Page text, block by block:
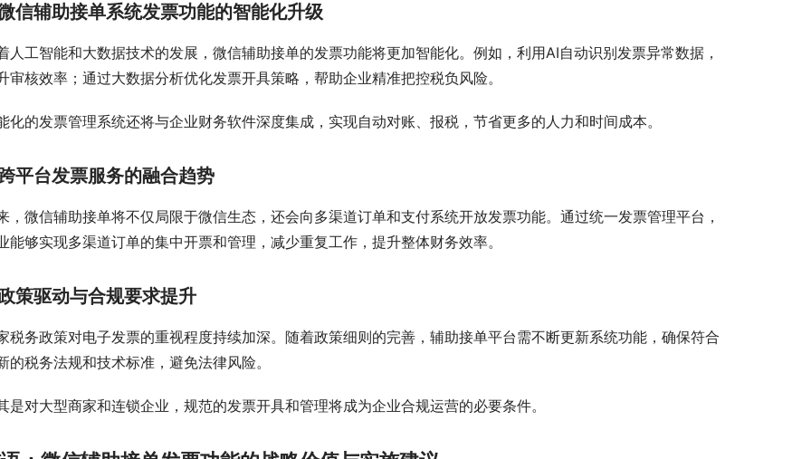
信辅助接单系统发票功能的智能化升级
人工智能和大数据技术的发展，微信辅助接单的发票功能将更加智能化。例如，利用AI自动识别发票异常数据，
审核效率；通过大数据分析优化发票开具策略，帮助企业精准把控税负风险。
化的发票管理系统还将与企业财务软件深度集成，实现自动对账、报税，节省更多的人力和时间成本。
平台发票服务的融合趋势
，微信辅助接单将不仅局限于微信生态，还会向多渠道订单和支付系统开放发票功能。通过统一发票管理平台，
能够实现多渠道订单的集中开票和管理，减少重复工作，提升整体财务效率。
策驱动与合规要求提升
税务政策对电子发票的重视程度持续加深。随着政策细则的完善，辅助接单平台需不断更新系统功能，确保符合
的税务法规和技术标准，避免法律风险。
是对大型商家和连锁企业，规范的发票开具和管理将成为企业合规运营的必要条件。